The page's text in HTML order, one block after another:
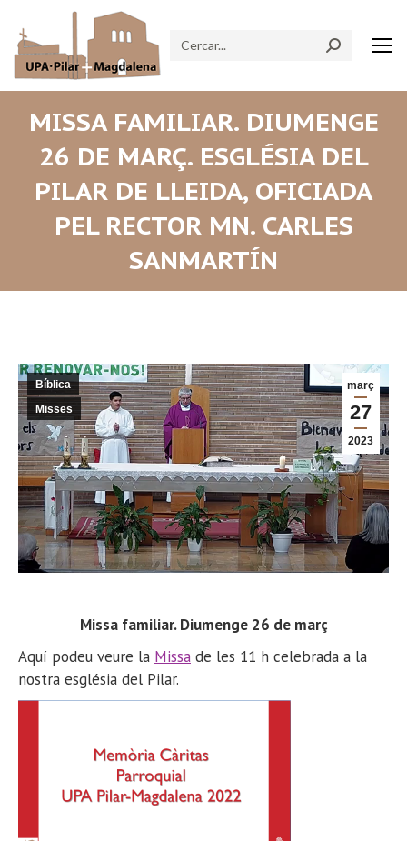
Search:
MISSA FAMILIAR. DIUMENGE
26 DE MARÇ. ESGLÉSIA DEL
PILAR DE LLEIDA, OFICIADA
PEL RECTOR MN. CARLES
SANMARTÍN
març
27
2023
Bíblica
Misses
Missa familiar. Diumenge 26 de març
Aquí podeu veure la Missa de les 11 h celebrada a la
nostra església del Pilar.